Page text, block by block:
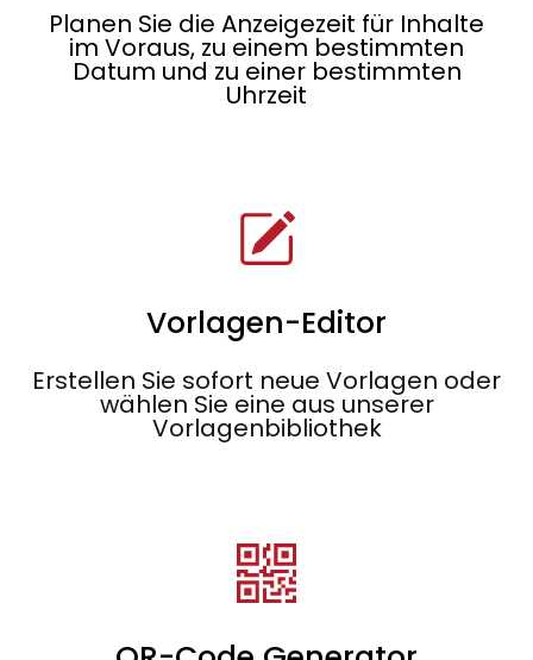
Planen Sie die Anzeigezeit für Inhalte
im Voraus, zu einem bestimmten
Datum und zu einer bestimmten
Uhrzeit
Vorlagen-Editor
Erstellen Sie sofort neue Vorlagen oder
wählen Sie eine aus unserer
Vorlagenbibliothek